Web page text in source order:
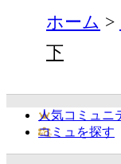
ホーム
下
人気コミュニ
コミュを探す